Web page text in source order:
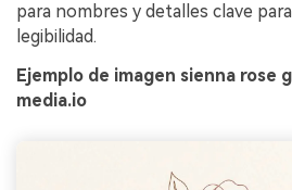
para nombres y detalles clave
legibilidad.
Ejemplo de imagen sienna rose
media.io